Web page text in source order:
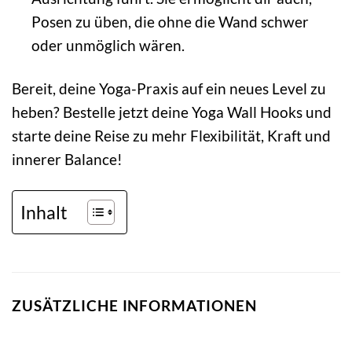
Posen zu üben, die ohne die Wand schwer
oder unmöglich wären.
Bereit, deine Yoga-Praxis auf ein neues Level zu
heben? Bestelle jetzt deine Yoga Wall Hooks und
starte deine Reise zu mehr Flexibilität, Kraft und
innerer Balance!
Inhalt
ZUSÄTZLICHE INFORMATIONEN